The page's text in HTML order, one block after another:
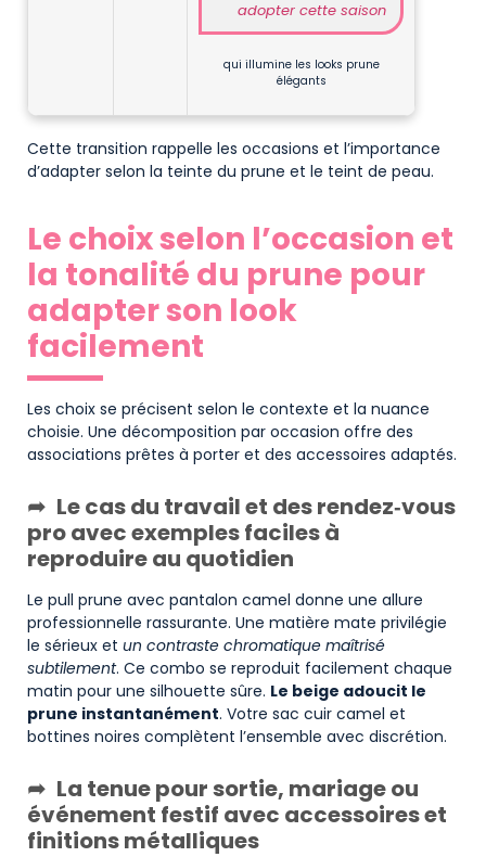
adopter cette saison
qui illumine les looks prune
élégants
Cette transition rappelle les occasions et l’importance
d’adapter selon la teinte du prune et le teint de peau.
Le choix selon l’occasion et
la tonalité du prune pour
adapter son look
facilement
Les choix se précisent selon le contexte et la nuance
choisie. Une décomposition par occasion offre des
associations prêtes à porter et des accessoires adaptés.
Le cas du travail et des rendez‑vous
pro avec exemples faciles à
reproduire au quotidien
Le pull prune avec pantalon camel donne une allure
professionnelle rassurante. Une matière mate privilégie
le sérieux et un contraste chromatique maîtrisé
subtilement. Ce combo se reproduit facilement chaque
matin pour une silhouette sûre. Le beige adoucit le
prune instantanément. Votre sac cuir camel et
bottines noires complètent l’ensemble avec discrétion.
La tenue pour sortie, mariage ou
événement festif avec accessoires et
finitions métalliques